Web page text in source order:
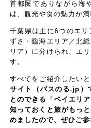
首都圏でありながら海
は、観光や食の魅力が満
千葉県は主に6つのエ
ずさ・臨海エリア／北
リア）に分けられ、エ
す。
すべてをご紹介したい
サイト（バスのる.jp）
とのできる「ベイエリ
知っておくと旅がもっ
めましたので、ぜひご参